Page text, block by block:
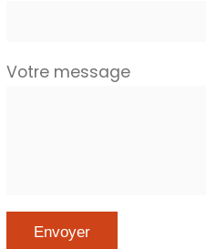
Votre message